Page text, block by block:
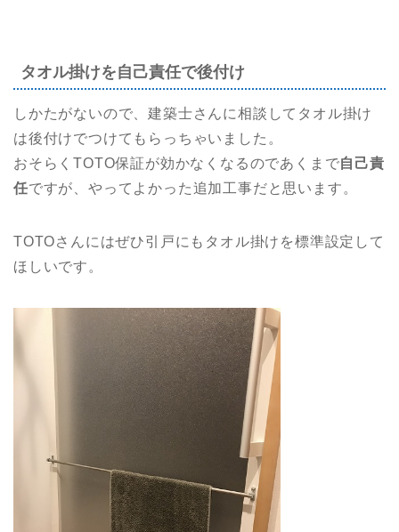
タオル掛けを自己責任で後付け
しかたがないので、建築士さんに相談してタオル掛け
は後付けでつけてもらっちゃいました。
おそらくTOTO保証が効かなくなるのであくまで自己責
任ですが、やってよかった追加工事だと思います。
TOTOさんにはぜひ引戸にもタオル掛けを標準設定して
ほしいです。